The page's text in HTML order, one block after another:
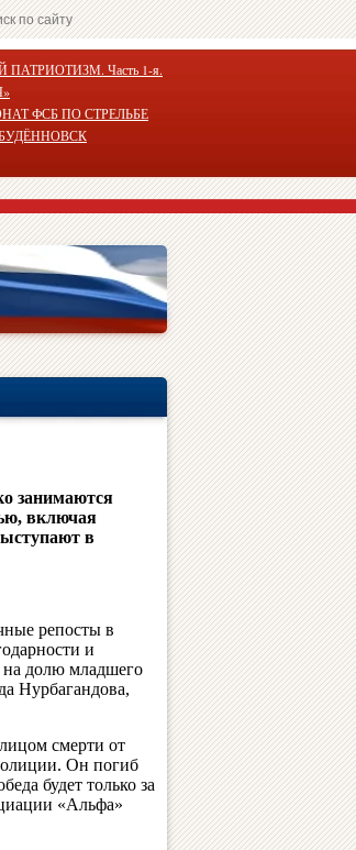
ПАТРИОТИЗМ. Часть 1-я.
ФСБ ПО СТРЕЛЬБЕ
занимаются
включая
в
репосты в
и
долю младшего
Нурбагандова,
смерти от
Он погиб
будет только за
«Альфа»